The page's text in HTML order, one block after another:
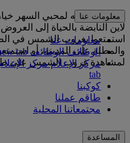
وتوفر بنوم بنه لمحبي السهر
لاين النابضة بالحياة إلى العروض
استمتعوا بغروب الشمس في
والمطلة على المدينة، أو
لمشاهدة غروب الشمس على
معلومات عنا
معلومات عنا
الوظائفالوظائف Opens an external link in a new tab
مركز الإعلام
tab
كوكبنا
طاقم عملنا
مجتمعاتنا المحلية
المساعدة